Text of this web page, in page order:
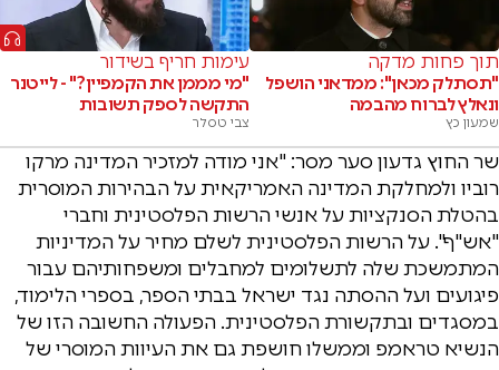
תוך פחות מדקה
"תסתלק מכאן": ממדאני הושפל
ונאלץ לברוח מהבמה
שמעון כץ
עימות חריף בשידור
"מי מממן את הקמפיין?" - לייטנר
התקשה לספק תשובות
צבי טסלר
שר החוץ גדעון סער מסר: "אני מודה למזכיר המדינה מרקו
רוביו ולמחלקת המדינה האמריקאית על הבהירות המוסרית
בהטלת הסנקציות על אנשי הרשות הפלסטינית וחברי
"אש"ף". על הרשות הפלסטינית לשלם מחיר על המדיניות
המתמשכת שלה לתשלומים למחבלים ומשפחותיהם עבור
פיגועים ועל ההסתה נגד ישראל בבתי הספר, בספרי הלימוד,
במסגדים ובתקשורת הפלסטינית. ‏הפעולה החשובה הזו של
הנשיא טראמפ וממשלו חושפת גם את העיוות המוסרי של